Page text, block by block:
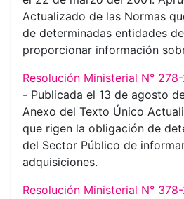
Actualizado de las Normas
de determinadas entidades
proporcionar información
Resolución Ministerial N°
- Publicada el 13 de agosto
Anexo del Texto Único
que rigen la obligación de
del Sector Público de
adquisiciones.
Resolución Ministerial N°